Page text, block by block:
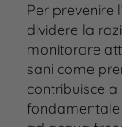
Per prevenire
dividere la
monitorare
sani come
contribuisce